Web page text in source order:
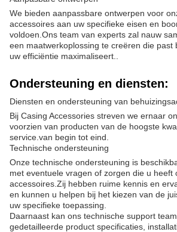
We bieden aanpassbare ontwerpen voor
accessoires aan uw specifieke eisen en
voldoen.Ons team van experts zal nauw
een maatwerkoplossing te creëren die past
uw efficiëntie maximaliseert..
Ondersteuning en diensten:
Diensten en ondersteuning van
Bij Casing Accessories streven we ernaar
voorzien van producten van de hoogste
service.van begin tot eind.
Technische ondersteuning
Onze technische ondersteuning is
met eventuele vragen of zorgen die u heeft
accessoires.Zij hebben ruime kennis en
en kunnen u helpen bij het kiezen van de
uw specifieke toepassing.
Daarnaast kan ons technische support
gedetailleerde product specificaties,